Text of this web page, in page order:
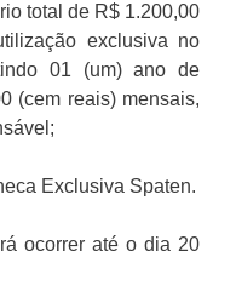
total de R$ 1.200,00
exclusiva no
01 (um) ano de
(cem reais) mensais,
Exclusiva Spaten.
ocorrer até o dia 20